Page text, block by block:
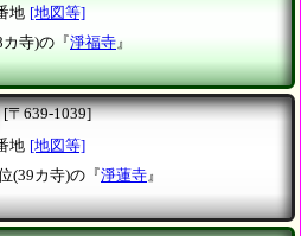
地 [地図等]
寺)の『淨福寺』
[〒639-1039]
地 [地図等]
(39カ寺)の『淨蓮寺』